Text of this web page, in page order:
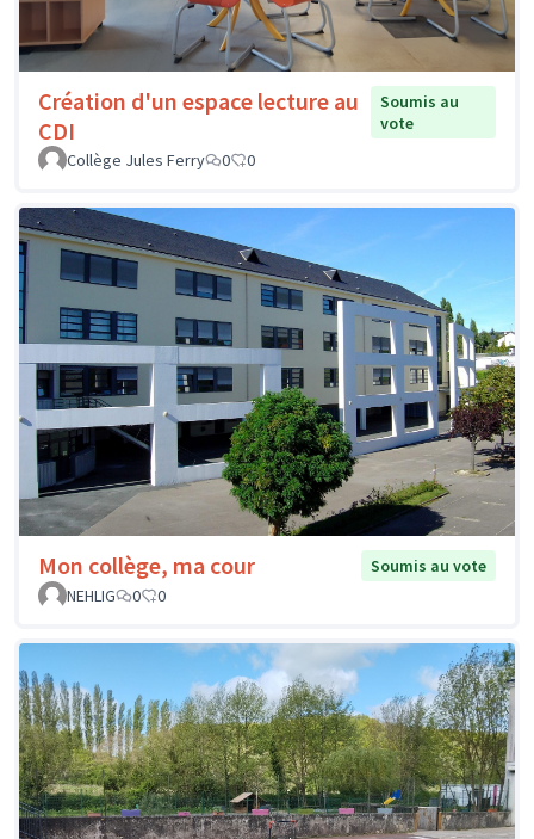
Création d'un espace lecture au
CDI
Soumis au
vote
Collège Jules Ferry
0 0
Mon collège, ma cour
Soumis au vote
NEHLIG
0 0